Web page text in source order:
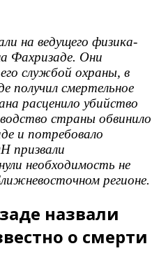
на ведущего физика-
Фахризаде. Они
службой охраны, в
получил смертельное
расценило убийство
страны обвинило
и потребовало
призвали
необходимость не
регионе.
назвали
о смерти